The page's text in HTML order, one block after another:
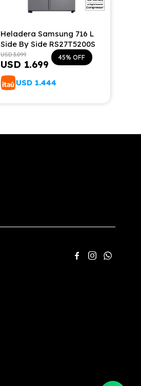
Heladera Samsung 716 L
Side By Side RS27T5200S
USD 1.699
USD 3.099 45
USD 1.444
  